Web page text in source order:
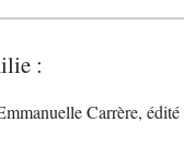
:
Carrère,